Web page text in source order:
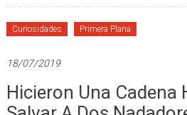
Curiosidades Primera Plana
18/07/2019
Hicieron Una Cadena